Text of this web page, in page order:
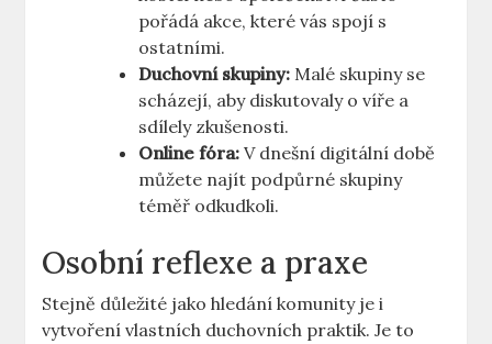
pořádá akce, které vás spojí s
ostatními.
Duchovní skupiny: Malé skupiny se
scházejí, aby diskutovaly o víře a
sdílely zkušenosti.
Online fóra: V dnešní digitální době
můžete najít podpůrné skupiny
téměř odkudkoli.
Osobní reflexe a praxe
Stejně důležité jako hledání komunity je i
vytvoření vlastních duchovních praktik. Je to